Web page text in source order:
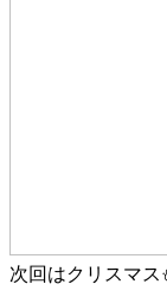
次回はクリスマス